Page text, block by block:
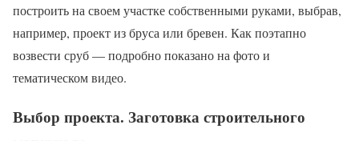
построить на своем участке собственными руками, выбрав,
например, проект из бруса или бревен. Как поэтапно
возвести сруб — подробно показано на фото и
тематическом видео.
Выбор проекта. Заготовка строительного